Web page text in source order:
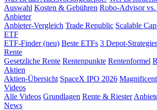
Auswahl Kosten & Gebühren Robo-Advisor
Anbieter
Anbieter-Vergleich Trade Republic Scalable
ETF
ETF-Finder (neu) Beste ETFs 3 Depot-
Rente
Gesetzliche Rente Rentenpunkte Rentenformel
Aktien
Aktien-Übersicht SpaceX IPO 2026
Videos
Alle Videos Grundlagen Rente & Riester
News